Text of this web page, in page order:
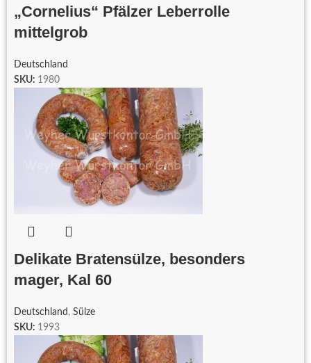
„Cornelius“ Pfälzer Leberrolle
mittelgrob
Deutschland
SKU: 1980
Delikate Bratensülze, besonders
mager, Kal 60
Deutschland , Sülze
SKU: 1993